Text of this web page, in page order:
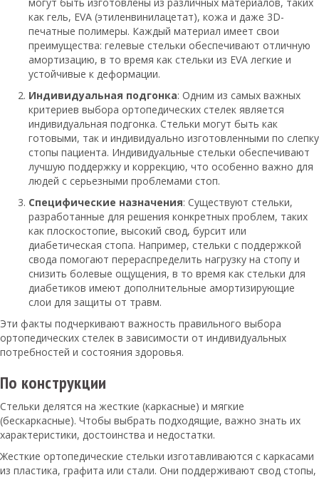
как гель, EVA (этиленвинилацетат), кожа и даже 3D-
печатные полимеры. Каждый материал имеет свои
преимущества: гелевые стельки обеспечивают отличную
амортизацию, в то время как стельки из EVA легкие и
устойчивые к деформации.
Индивидуальная подгонка: Одним из самых важных
критериев выбора ортопедических стелек является
индивидуальная подгонка. Стельки могут быть как
готовыми, так и индивидуально изготовленными по слепку
стопы пациента. Индивидуальные стельки обеспечивают
лучшую поддержку и коррекцию, что особенно важно для
людей с серьезными проблемами стоп.
Специфические назначения: Существуют стельки,
разработанные для решения конкретных проблем, таких
как плоскостопие, высокий свод, бурсит или
диабетическая стопа. Например, стельки с поддержкой
свода помогают перераспределить нагрузку на стопу и
снизить болевые ощущения, в то время как стельки для
диабетиков имеют дополнительные амортизирующие
слои для защиты от травм.
Эти факты подчеркивают важность правильного выбора
ортопедических стелек в зависимости от индивидуальных
потребностей и состояния здоровья.
По конструкции
Стельки делятся на жесткие (каркасные) и мягкие
(бескаркасные). Чтобы выбрать подходящие, важно знать их
характеристики, достоинства и недостатки.
Жесткие ортопедические стельки изготавливаются с каркасами
из пластика, графита или стали. Они поддерживают свод стопы,